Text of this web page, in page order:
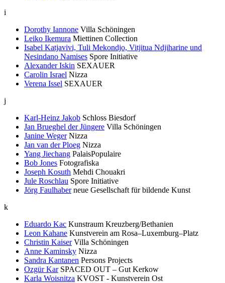
i
Dorothy Iannone Villa Schöningen
Leiko Ikemura Miettinen Collection
Isabel Katjavivi, Tuli Mekondjo, Vitjitua Ndjiharine und
Nesindano Namises Spore Initiative
Alexander Iskin SEXAUER
Carolin Israel Nizza
Verena Issel SEXAUER
j
Karl-Heinz Jakob Schloss Biesdorf
Jan Brueghel der Jüngere Villa Schöningen
Janine Weger Nizza
Jan van der Ploeg Nizza
Yang Jiechang PalaisPopulaire
Bob Jones Fotografiska
Joseph Kosuth Mehdi Chouakri
Jule Roschlau Spore Initiative
Jörg Faulhaber neue Gesellschaft für bildende Kunst
k
Eduardo Kac Kunstraum Kreuzberg/Bethanien
Leon Kahane Kunstverein am Rosa–Luxemburg–Platz
Christin Kaiser Villa Schöningen
Anne Kaminsky Nizza
Sandra Kantanen Persons Projects
Ozgür Kar SPACED OUT – Gut Kerkow
Karla Woisnitza KVOST - Kunstverein Ost